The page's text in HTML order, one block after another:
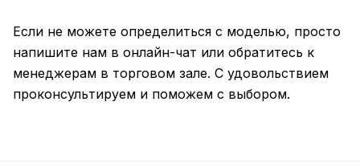
Если не можете определиться с моделью, просто
напишите нам в онлайн-чат или обратитесь к
менеджерам в торговом зале. С удовольствием
проконсультируем и поможем с выбором.